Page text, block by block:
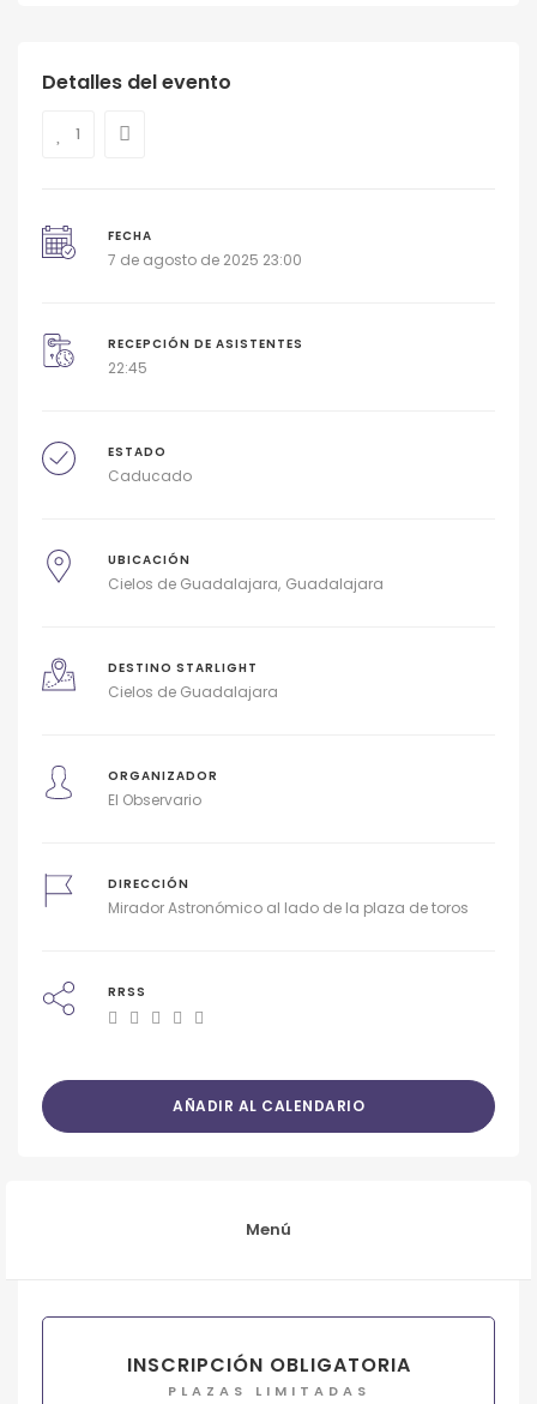
Detalles del evento
1
FECHA
7 de agosto de 2025 23:00
RECEPCIÓN DE ASISTENTES
22:45
ESTADO
Caducado
UBICACIÓN
Cielos de Guadalajara Guadalajara
DESTINO STARLIGHT
Cielos de Guadalajara
ORGANIZADOR
El Observario
DIRECCIÓN
Mirador Astronómico al lado de la plaza de toros
RRSS
AÑADIR AL CALENDARIO
Menú
INSCRIPCIÓN OBLIGATORIA
PLAZAS LIMITADAS